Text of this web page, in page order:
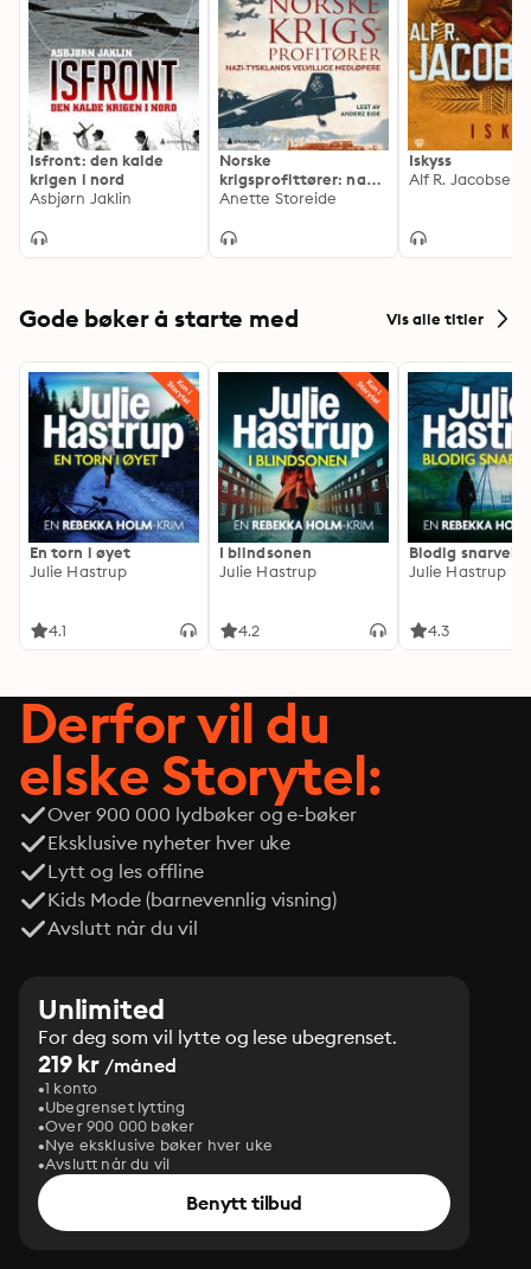
Isfront: den kalde
krigen i nord
Asbjørn Jaklin
Norske
krigsprofittører: nazi-
Tysklands velvillige
Anette Storeide
Iskyss
Alf R. Jacobsen
Gode bøker å starte med Vis alle titler
En torn i øyet
Julie Hastrup
4.1
I blindsonen
Julie Hastrup
4.2
Blodig snarvei
Julie Hastrup
4.3
Derfor vil du
elske Storytel:
Over 900 000 lydbøker og e-bøker
Eksklusive nyheter hver uke
Lytt og les offline
Kids Mode (barnevennlig visning)
Avslutt når du vil
Unlimited
For deg som vil lytte og lese ubegrenset.
219 kr /måned
1 konto
Ubegrenset lytting
Over 900 000 bøker
Nye eksklusive bøker hver uke
Avslutt når du vil
Benytt tilbud